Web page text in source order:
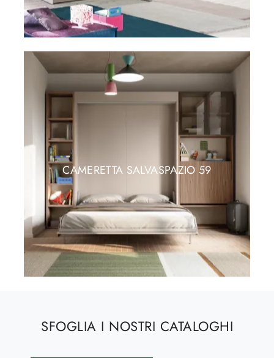
CAMERETTA SALVASPAZIO 59
SFOGLIA I NOSTRI CATALOGHI